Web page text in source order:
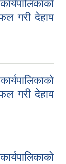
गरी देहाय
गरी देहाय